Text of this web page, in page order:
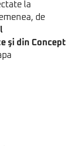
la
de
şi din Concept